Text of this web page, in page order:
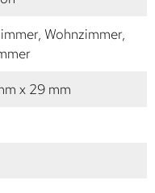
Wohnzimmer,
x 29 mm